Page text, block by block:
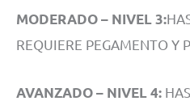
MODERADO – NIVEL 3:
REQUIERE PEGAMENTO Y
AVANZADO – NIVEL 4: